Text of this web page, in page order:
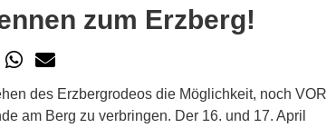
zum Erzberg!
des Erzbergrodeos die Möglichkeit, noch VOR
am Berg zu verbringen. Der 16. und 17. April